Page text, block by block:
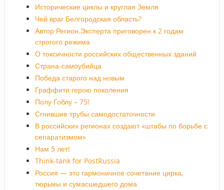
Исторические циклы и круглая Земля
Чей враг Белгородская область?
Автор Регион.Эксперта приговорен к 2 годам
строгого режима
О токсичности российских общественных зданий
Страна-самоубийца
Победа старого над новым
Граффити герою поколения
Полу Гоблу – 75!
Сгнившие трубы самодостаточности
В российских регионах создают «штабы по борьбе с
сепаратизмом»
Нам 5 лет!
Think-tank for PostRussia
Россия — это гармоничное сочетание цирка,
тюрьмы и сумасшедшего дома